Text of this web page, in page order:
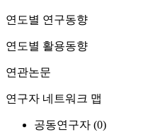
연도별 연구동향
연도별 활용동향
연관논문
연구자 네트워크 맵
공동연구자 (0)